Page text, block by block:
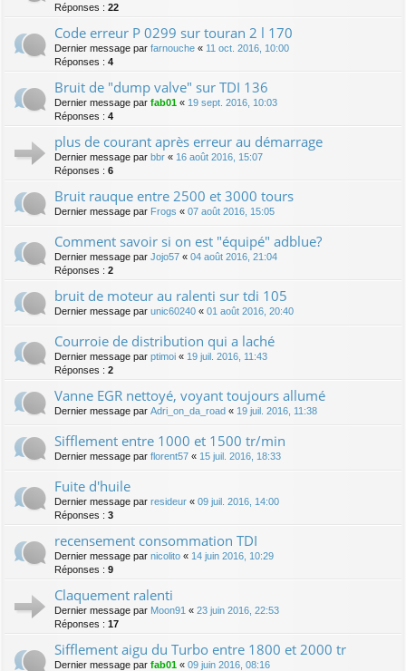
Réponses : 22
Code erreur P 0299 sur touran 2 l 170
Dernier message par farnouche « 11 oct. 2016, 10:00
Réponses : 4
Bruit de "dump valve" sur TDI 136
Dernier message par fab01 « 19 sept. 2016, 10:03
Réponses : 4
plus de courant après erreur au démarrage
Dernier message par bbr « 16 août 2016, 15:07
Réponses : 6
Bruit rauque entre 2500 et 3000 tours
Dernier message par Frogs « 07 août 2016, 15:05
Comment savoir si on est "équipé" adblue?
Dernier message par Jojo57 « 04 août 2016, 21:04
Réponses : 2
bruit de moteur au ralenti sur tdi 105
Dernier message par unic60240 « 01 août 2016, 20:40
Courroie de distribution qui a laché
Dernier message par ptimoi « 19 juil. 2016, 11:43
Réponses : 2
Vanne EGR nettoyé, voyant toujours allumé
Dernier message par Adri_on_da_road « 19 juil. 2016, 11:38
Sifflement entre 1000 et 1500 tr/min
Dernier message par florent57 « 15 juil. 2016, 18:33
Fuite d'huile
Dernier message par resideur « 09 juil. 2016, 14:00
Réponses : 3
recensement consommation TDI
Dernier message par nicolito « 14 juin 2016, 10:29
Réponses : 9
Claquement ralenti
Dernier message par Moon91 « 23 juin 2016, 22:53
Réponses : 17
Sifflement aigu du Turbo entre 1800 et 2000 tr
Dernier message par fab01 « 09 juin 2016, 08:16